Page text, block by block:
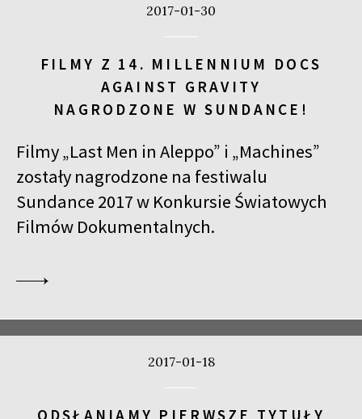
2017-01-30
FILMY Z 14. MILLENNIUM DOCS
AGAINST GRAVITY
NAGRODZONE W SUNDANCE!
Filmy „Last Men in Aleppo” i „Machines”
zostały nagrodzone na festiwalu
Sundance 2017 w Konkursie Światowych
Filmów Dokumentalnych.
2017-01-18
ODSŁANIAMY PIERWSZE TYTUŁY